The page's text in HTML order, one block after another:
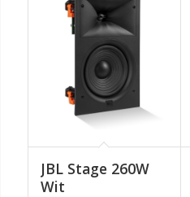
JBL Stage 260W
Wit